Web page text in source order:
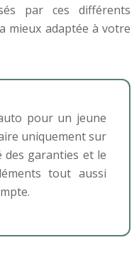
par ces différents
mieux adaptée à votre
pour un jeune
uniquement sur
des garanties et le
tout aussi